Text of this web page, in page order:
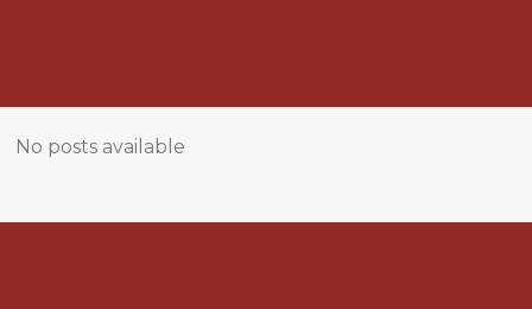
No posts available